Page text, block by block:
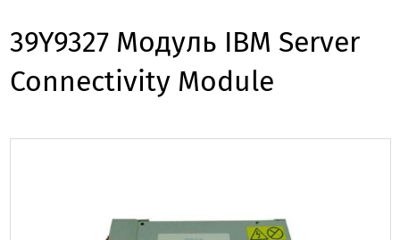
39Y9327 Модуль IBM Server
Connectivity Module